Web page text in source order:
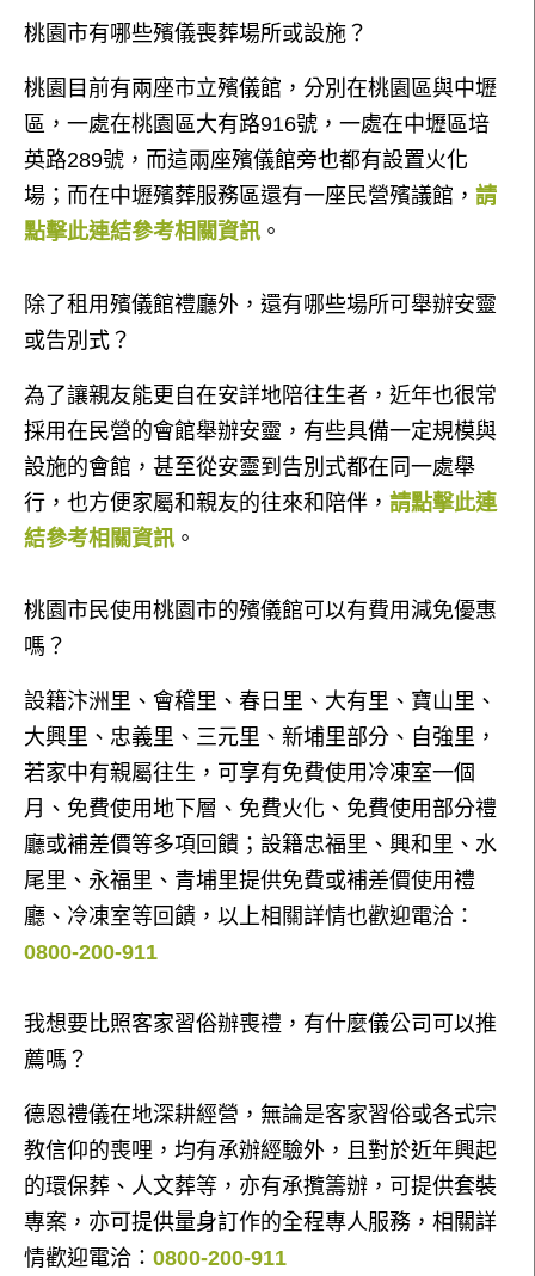
桃園市有哪些殯儀喪葬場所或設施？
桃園目前有兩座市立殯儀館，分別在桃園區與中壢
區，一處在桃園區大有路916號，一處在中壢區培
英路289號，而這兩座殯儀館旁也都有設置火化
場；而在中壢殯葬服務區還有一座民營殯議館， 請
點擊此連結參考相關資訊。
除了租用殯儀館禮廳外，還有哪些場所可舉辦安靈
或告別式？
為了讓親友能更自在安詳地陪往生者，近年也很常
採用在民營的會館舉辦安靈，有些具備一定規模與
設施的會館，甚至從安靈到告別式都在同一處舉
行，也方便家屬和親友的往來和陪伴， 請點擊此連
結參考相關資訊。
桃園市民使用桃園市的殯儀館可以有費用減免優惠
嗎？
設籍汴洲里、會稽里、春日里、大有里、寶山里、
大興里、忠義里、三元里、新埔里部分、自強里，
若家中有親屬往生，可享有免費使用冷凍室一個
月、免費使用地下層、免費火化、免費使用部分禮
廳或補差價等多項回饋；設籍忠福里、興和里、水
尾里、永福里、青埔里提供免費或補差價使用禮
廳、冷凍室等回饋，以上相關詳情也歡迎電洽：
0800-200-911
我想要比照客家習俗辦喪禮，有什麼儀公司可以推
薦嗎？
德恩禮儀在地深耕經營，無論是客家習俗或各式宗
教信仰的喪哩，均有承辦經驗外，且對於近年興起
的環保葬、人文葬等，亦有承攬籌辦，可提供套裝
專案，亦可提供量身訂作的全程專人服務，相關詳
情歡迎電洽： 0800-200-911